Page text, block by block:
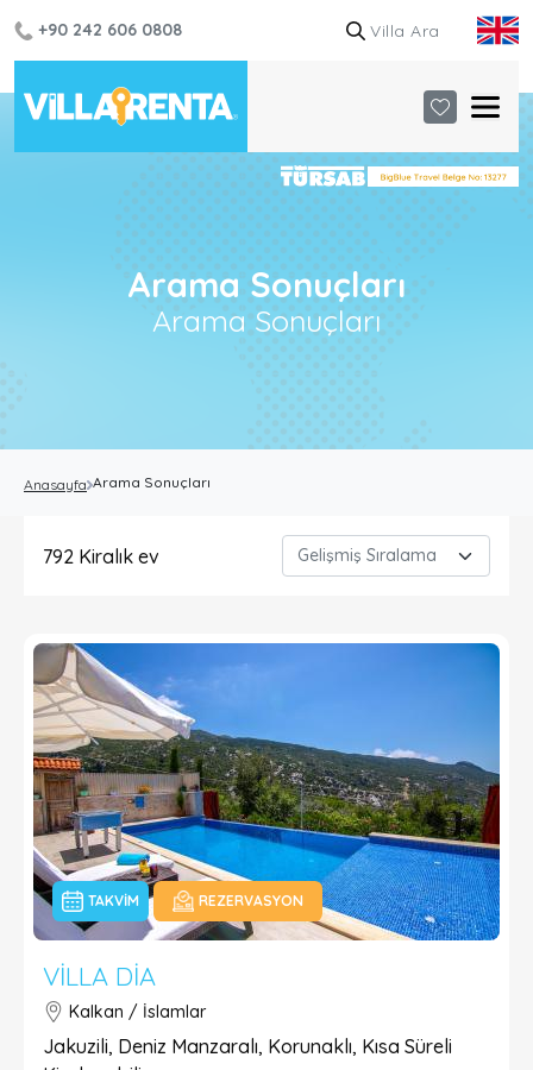
+90 242 606 0808
Arama Sonuçları
Arama Sonuçları
Anasayfa Arama Sonuçları
792 Kiralık ev
TAKVIM REZERVASYON
VILLA DIA
Kalkan / İslamlar
Jakuzili, Deniz Manzaralı, Korunaklı, Kısa Süreli